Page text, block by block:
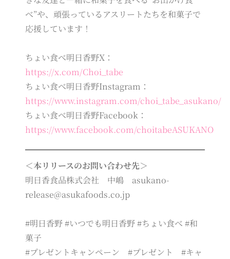
べ”や、頑張っているアスリートたちを和菓子で
応援しています！
ちょい食べ明日香野X：
https://x.com/Choi_tabe
ちょい食べ明日香野Instagram：
https://www.instagram.com/choi_tabe_asukano/
ちょい食べ明日香野Facebook：
https://www.facebook.com/choitabeASUKANO
＜本リリースのお問い合わせ先＞
明日香食品株式会社 中嶋 asukano-
release@asukafoods.co.jp
#明日香野 #いつでも明日香野 #ちょい食べ #和
菓子
#プレゼントキャンペーン #プレゼント #キャ